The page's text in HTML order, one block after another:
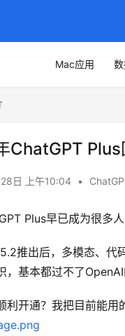
Mac应用
ChatGPT Plus
日 上午10:04 •
Plus早已成为很多
推出后，多模态、代
，基本都过不了OpenAI
利开通？我把目前能用